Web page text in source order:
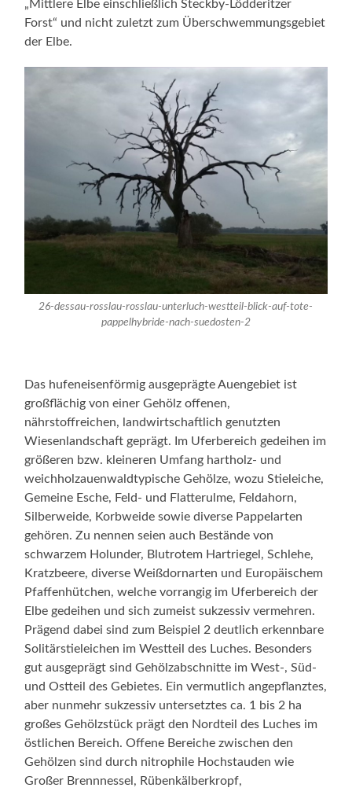
„Mittlere Elbe einschließlich Steckby-Lödderitzer
Forst“ und nicht zuletzt zum Überschwemmungsgebiet
der Elbe.
26-dessau-rosslau-rosslau-unterluch-westteil-blick-auf-tote-
pappelhybride-nach-suedosten-2
Das hufeneisenförmig ausgeprägte Auengebiet ist
großflächig von einer Gehölz offenen,
nährstoffreichen, landwirtschaftlich genutzten
Wiesenlandschaft geprägt. Im Uferbereich gedeihen im
größeren bzw. kleineren Umfang hartholz- und
weichholzauenwaldtypische Gehölze, wozu Stieleiche,
Gemeine Esche, Feld- und Flatterulme, Feldahorn,
Silberweide, Korbweide sowie diverse Pappelarten
gehören. Zu nennen seien auch Bestände von
schwarzem Holunder, Blutrotem Hartriegel, Schlehe,
Kratzbeere, diverse Weißdornarten und Europäischem
Pfaffenhütchen, welche vorrangig im Uferbereich der
Elbe gedeihen und sich zumeist sukzessiv vermehren.
Prägend dabei sind zum Beispiel 2 deutlich erkennbare
Solitärstieleichen im Westteil des Luches. Besonders
gut ausgeprägt sind Gehölzabschnitte im West-, Süd-
und Ostteil des Gebietes. Ein vermutlich angepflanztes,
aber nunmehr sukzessiv untersetztes ca. 1 bis 2 ha
großes Gehölzstück prägt den Nordteil des Luches im
östlichen Bereich. Offene Bereiche zwischen den
Gehölzen sind durch nitrophile Hochstauden wie
Großer Brennnessel, Rübenkälberkropf,